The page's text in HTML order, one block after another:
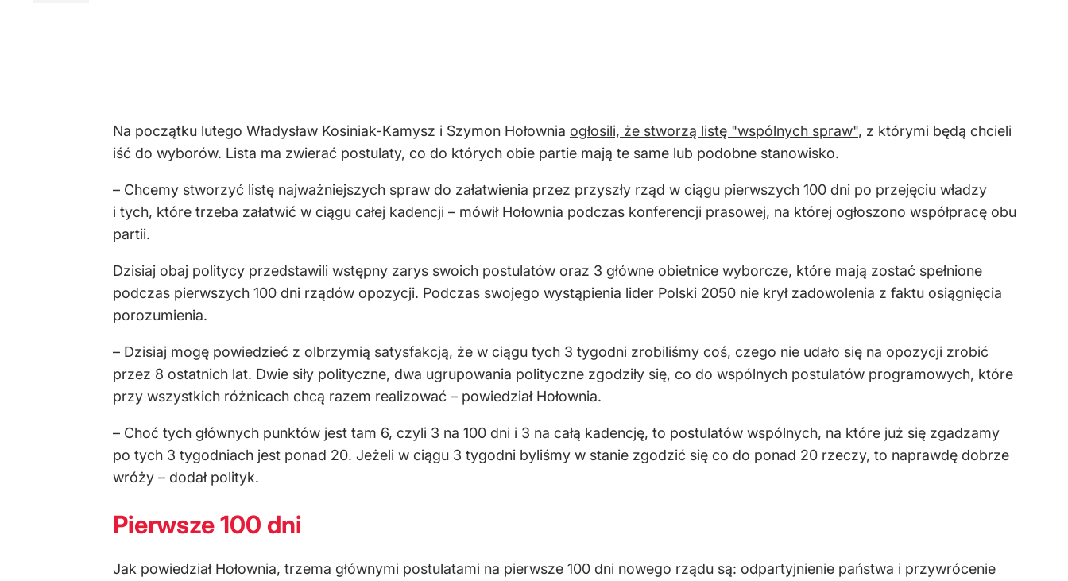
Na początku lutego Władysław Kosiniak-Kamysz i Szymon Hołownia ogłosili, że stworzą listę "wspólnych spraw", z którymi będą chcieli
iść do wyborów. Lista ma zwierać postulaty, co do których obie partie mają te same lub podobne stanowisko.
– Chcemy stworzyć listę najważniejszych spraw do załatwienia przez przyszły rząd w ciągu pierwszych 100 dni po przejęciu władzy
i tych, które trzeba załatwić w ciągu całej kadencji – mówił Hołownia podczas konferencji prasowej, na której ogłoszono współpracę obu
partii.
Dzisiaj obaj politycy przedstawili wstępny zarys swoich postulatów oraz 3 główne obietnice wyborcze, które mają zostać spełnione
podczas pierwszych 100 dni rządów opozycji. Podczas swojego wystąpienia lider Polski 2050 nie krył zadowolenia z faktu osiągnięcia
porozumienia.
– Dzisiaj mogę powiedzieć z olbrzymią satysfakcją, że w ciągu tych 3 tygodni zrobiliśmy coś, czego nie udało się na opozycji zrobić
przez 8 ostatnich lat. Dwie siły polityczne, dwa ugrupowania polityczne zgodziły się, co do wspólnych postulatów programowych, które
przy wszystkich różnicach chcą razem realizować – powiedział Hołownia.
– Choć tych głównych punktów jest tam 6, czyli 3 na 100 dni i 3 na całą kadencję, to postulatów wspólnych, na które już się zgadzamy
po tych 3 tygodniach jest ponad 20. Jeżeli w ciągu 3 tygodni byliśmy w stanie zgodzić się co do ponad 20 rzeczy, to naprawdę dobrze
wróży – dodał polityk.
Pierwsze 100 dni
Jak powiedział Hołownia, trzema głównymi postulatami na pierwsze 100 dni nowego rządu są: odpartyjnienie państwa i przywrócenie